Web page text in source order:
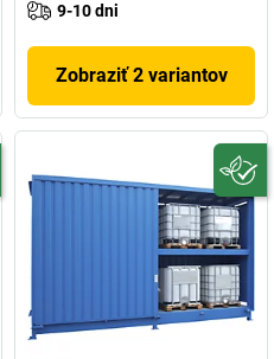
9-10 dni
Zobraziť 2 variantov